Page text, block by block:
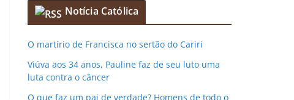
Notícia Católica
O martírio de Francisca no sertão do Cariri
Viúva aos 34 anos, Pauline faz de seu luto uma
luta contra o câncer
O que faz um pai de verdade? Homens de todo o